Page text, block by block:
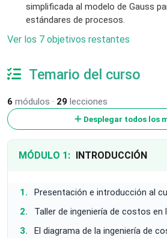
simplificada al modelo de Gauss
estándares de procesos.
Ver los 7 objetivos restantes
Temario del curso
6 módulos · 29 lecciones
Desplegar todos los
MÓDULO 1: INTRODUCCIÓN
Presentación e introducción al
Taller de ingeniería de costos en
El diagrama de la ingeniería de